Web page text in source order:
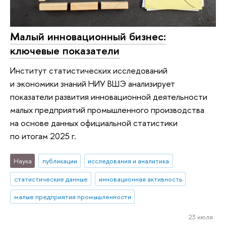
Малый инновационный бизнес:
ключевые показатели
Институт статистических исследований
и экономики знаний НИУ ВШЭ анализирует
показатели развития инновационной деятельности
малых предприятий промышленного производства
на основе данных официальной статистики
по итогам 2025 г.
Наука публикации
исследования и аналитика
статистические данные
инновационная активность
малые предприятия промышленности
23 июля